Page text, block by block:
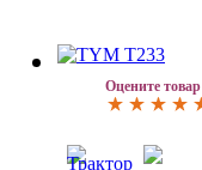
Оцените товар